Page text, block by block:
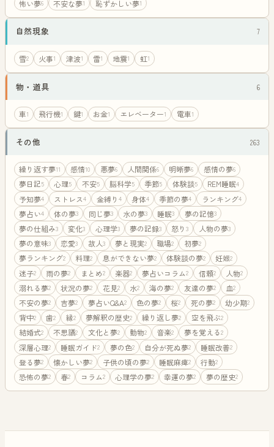
怖い夢6 不安な夢1 恥ずかしい夢1
自然現象 7
雪2 火事1 津波1 雷1 地震1 虹1
物・道具 6
車1 飛行機1 鍵1 お金1 エレベーター1 電車1
その他 263
繰り返す夢11 感情10 悪夢6 人間関係6 明晰夢6 感情の夢6
夢日記5 心理5 不安5 脳科学5 季節5 体験談5 REM睡眠4
予知夢4 ストレス4 金縛り 4 身体4 季節の夢4 ランキング4
夢占い4 体の夢3 同じ夢3 水の夢3 睡眠3 夢の記憶3
夢の仕組み3 変化3 心理学3 夢の記録3 怒り3 人物の夢3
夢の意味3 恋愛3 故人3 夢と現実2 職場2 初夢2
夢ランキング2 料理2 息ができない夢2 体験談の夢2 妊娠2
迷子2 雨の夢2 まとめ2 楽器2 夢占いコラム2 信頼2 人物2
溺れる夢2 状況の夢2 花見2 水2 海の夢2 友達の夢2 血2
不安の夢2 吉夢2 夢占いQ&A2 色の夢2 桜2 死の夢2 幼少期2
背中2 歯2 縁2 夢解釈の歴史2 繰り返し夢2 空を飛ぶ2
結婚式2 不思議2 文化と夢2 動物2 音楽2 夢を覚える2
深層心理2 睡眠ガイド2 夢の色2 自分が死ぬ夢2 睡眠改善2
登る夢2 懐かしい夢2 子供の頃の夢2 睡眠麻痺2 行動2
恐怖の夢2 春2 コラム2 心理学の夢2 幸運の夢2 夢の歴史2